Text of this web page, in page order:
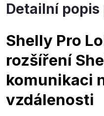
Detailní
Shelly Pro
rozšíření
komunikaci
vzdálenosti